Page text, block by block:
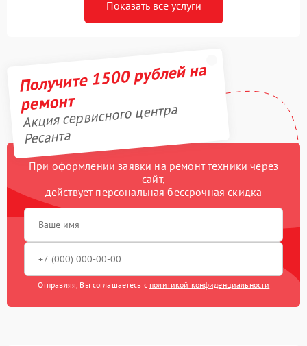
Показать все услуги
Получите 1500 рублей на
ремонт
Акция сервисного центра
Ресанта
При оформлении заявки на ремонт техники через
сайт,
действует персональная бессрочная скидка
Отправляя, Вы соглашаетесь с политикой конфиденциальности